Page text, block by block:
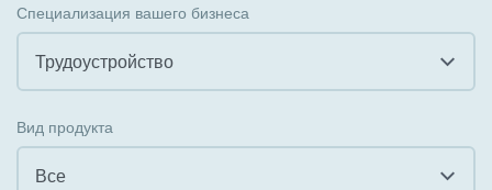
Внедрение КЭДО
Интеграция с 1С
Специализация вашего бизнеса
Трудоустройство
Вид продукта
Все